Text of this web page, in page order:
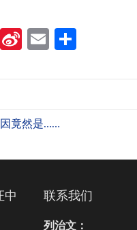
Pi
Si
a
W
ei
E
ail
竟然是……
中
联系我们
列治文：